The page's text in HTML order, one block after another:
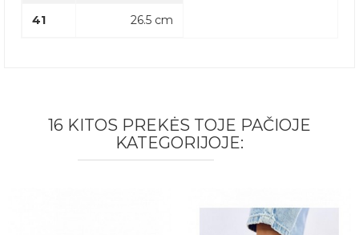
41 26.5 cm
16 KITOS PREKĖS TOJE PAČIOJE
KATEGORIJOJE: